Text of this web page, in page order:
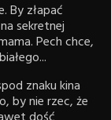
By złapać
sekretnej
Pech chce,
znaku kina
by nie rzec, że